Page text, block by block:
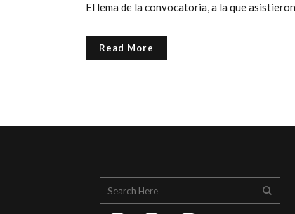
El lema de la convocatoria, a la que
Read More